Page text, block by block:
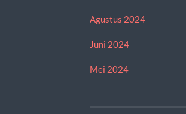
Agustus 2024
Juni 2024
Mei 2024